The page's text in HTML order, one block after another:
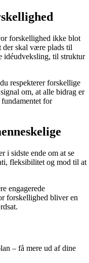
forskellighed ikke blot
der skal være plads til
idéudveksling, til struktur
respekterer forskellige
om, at alle bidrag er
for
i sidste ende om at se
fleksibilitet og mod til at
engagerede
forskellighed bliver en
– få mere ud af dine